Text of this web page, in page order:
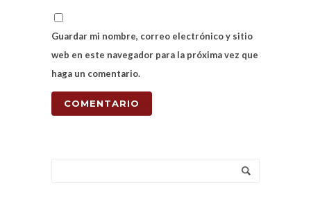
Guardar mi nombre, correo electrónico y sitio
web en este navegador para la próxima vez que
haga un comentario.